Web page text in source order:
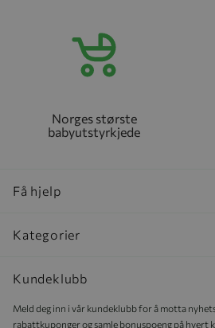
Norges største
babyutstyrkjede
Få hjelp
Kategorier
Kundeklubb
Meld deg inn i vår kundeklubb for å motta
rabattkuponger og samle bonuspoeng på hvert